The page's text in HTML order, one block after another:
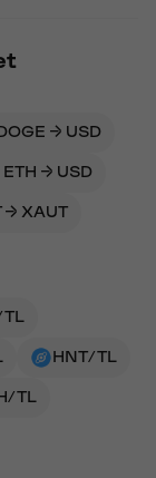
DOGE → USD
ETH → USD
→ XAUT
HNT/TL
TL